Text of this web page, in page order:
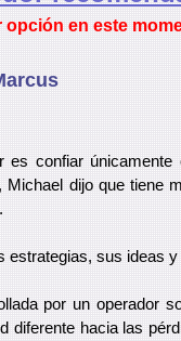
opción en este
confiar
dijo que tiene
estrategias, sus ideas
por un operador
diferente hacia las